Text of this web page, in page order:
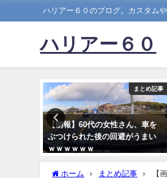
ハリアー６０のブログ。カスタムや
ハリアー６０
まとめ記事
【朗報】60代の女性さん、車を
ぶつけられた後の回避がうまい
ｗｗｗｗｗｗ
ホーム まとめ記事 【